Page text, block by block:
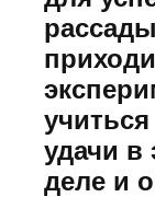
удачи в
деле и